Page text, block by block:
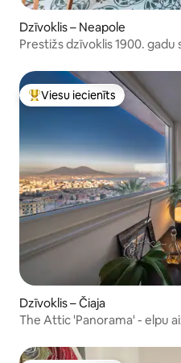
Dzīvoklis – Neapole
Prestižs dzīvoklis 1900.
Populārs viesu iecienīts
Viesu iecienīts
Dzīvoklis – Čiaja
The Attic 'Panorama' - elpu